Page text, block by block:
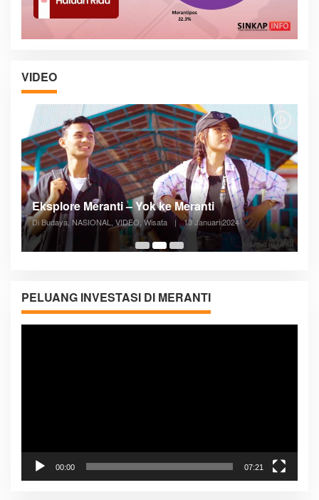
VIDEO
05:08
Posyandu Melayani Semua Siklus Hidup
Di ADVERTORIAL, Kesehatan, VIDEO 27 Desember 2023
PELUANG INVESTASI DI MERANTI
00:00 07:21